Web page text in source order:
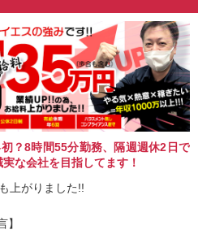
？8時間55分勤務、隔週週休2日で
な会社を目指してます！
上がりました!!
】